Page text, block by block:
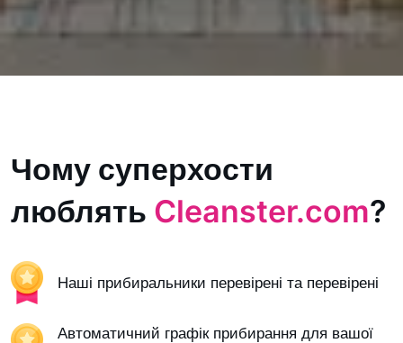
Чому суперхости
люблять Cleanster.com?
Наші прибиральники перевірені та перевірені
Автоматичний графік прибирання для вашої